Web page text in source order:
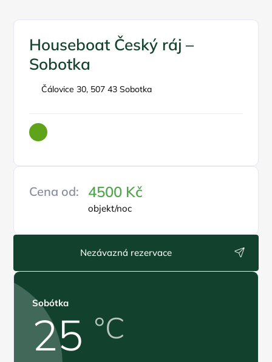
Houseboat Český ráj –
Sobotka
Čálovice 30, 507 43 Sobotka
Cena od: 4500 Kč
objekt/noc
Nezávazná rezervace
Sobótka
25 °C